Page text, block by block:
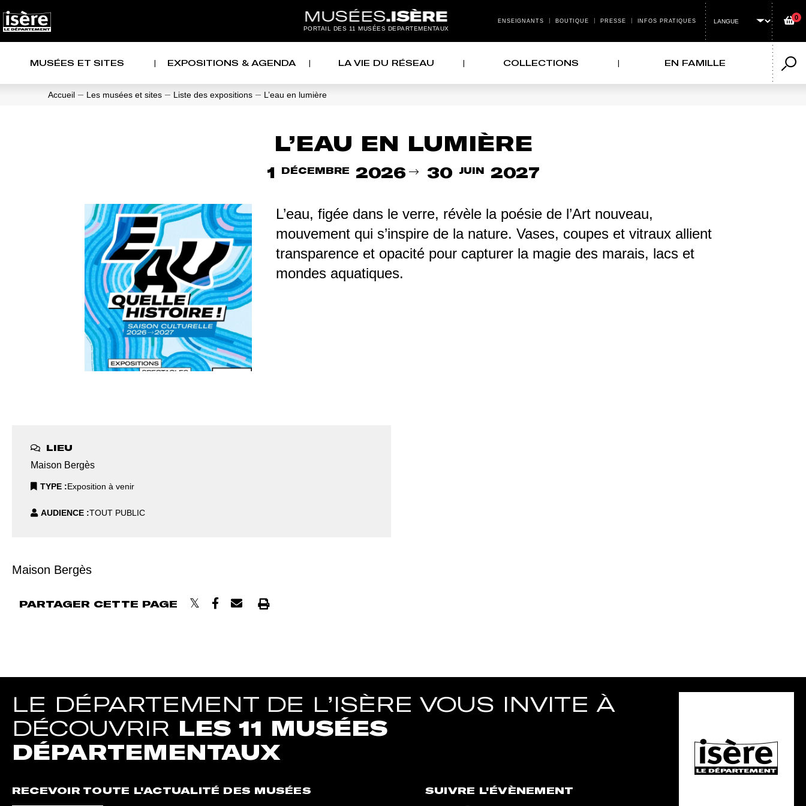
PORTAIL DES 11 MUSÉES DEPARTEMENTAUX MENU HEADER TOP
ENSEIGNANTS BOUTIQUE PRESSE INFOS PRATIQUES Panier
0
MUSÉES ET SITES EXPOSITIONS & AGENDA LA VIE DU RÉSEAU COLLECTIONS EN FAMILLE
Accueil Les musées et sites Liste des expositions L’eau en lumière
L’EAU EN LUMIÈRE
Du
1 DÉCEMBRE 2026 30 JUIN 2027
L’eau, figée dans le verre, révèle la poésie de l’Art nouveau,
mouvement qui s’inspire de la nature. Vases, coupes et vitraux allient
transparence et opacité pour capturer la magie des marais, lacs et
mondes aquatiques.
LIEU
Maison Bergès
TYPE Exposition à venir
AUDIENCE TOUT PUBLIC
Maison Bergès
PARTAGER CETTE PAGE Imprimer
LE DÉPARTEMENT DE L’ISÈRE VOUS INVITE À
DÉCOUVRIR LES 11 MUSÉES
DÉPARTEMENTAUX
RECEVOIR TOUTE L'ACTUALITÉ DES MUSÉES SUIVRE L'ÉVÈNEMENT